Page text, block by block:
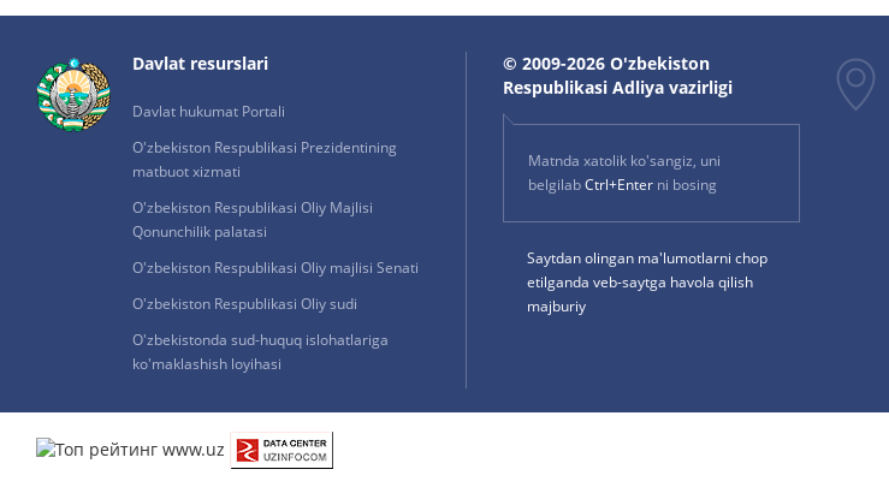
Davlat resurslari
Davlat hukumat Portali
O'zbekiston Respublikasi Prezidentining
matbuot xizmati
O'zbekiston Respublikasi Oliy Majlisi
Qonunchilik palatasi
O'zbekiston Respublikasi Oliy majlisi Senati
O'zbekiston Respublikasi Oliy sudi
O'zbekistonda sud-huquq islohatlariga
ko'maklashish loyihasi
© 2009-2026 O'zbekiston
Respublikasi Adliya vazirligi
Matnda xatolik ko'sangiz, uni
belgilabCtrl+Enterni bosing
Saytdan olingan ma'lumotlarni chop
etilganda veb-saytga havola qilish
majburiy